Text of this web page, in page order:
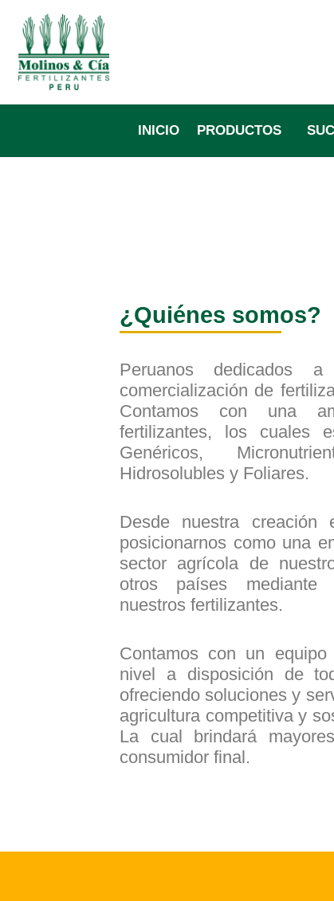
contenido
INICIO PRODUCTOS
¿Quiénes somos?
Peruanos dedicados
comercialización de
Contamos con una
fertilizantes, los cuales
Genéricos,
Hidrosolubles y Foliares.
Desde nuestra creación
posicionarnos como una
sector agrícola de
otros países
nuestros fertilizantes.
Contamos con un
nivel a disposición de
ofreciendo soluciones y
agricultura competitiva y
La cual brindará
consumidor final.